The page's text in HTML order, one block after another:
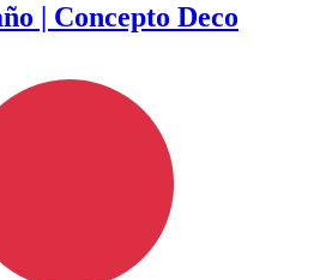
| Concepto Deco